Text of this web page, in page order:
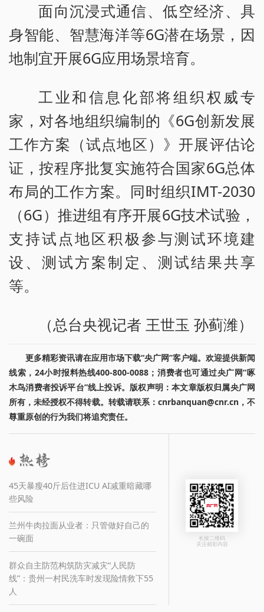
面向沉浸式通信、低空经济、具
身智能、智慧海洋等6G潜在场景，因
地制宜开展6G应用场景培育。
工业和信息化部将组织权威专
家，对各地组织编制的《6G创新发展
工作方案（试点地区）》开展评估论
证，按程序批复实施符合国家6G总体
布局的工作方案。同时组织IMT-2030
（6G）推进组有序开展6G技术试验，
支持试点地区积极参与测试环境建
设、测试方案制定、测试结果共享
等。
（总台央视记者 王世玉 孙蓟潍）
更多精彩资讯请在应用市场下载“央广网”客户端。欢迎提供新闻
线索，24小时报料热线400-800-0088；消费者也可通过央广网“啄
木鸟消费者投诉平台”线上投诉。版权声明：本文章版权归属央广网
所有，未经授权不得转载。转载请联系：cnrbanquan@cnr.cn，不
尊重原创的行为我们将追究责任。
45天暴瘦40斤后住进ICU AI减重暗藏哪
些风险
兰州牛肉拉面从业者：只管做好自己的
一碗面
群众自主防范构筑防灾减灾“人民防
线”：贵州一村民洗车时发现险情救下55
人
长按二维码
关注精彩内容